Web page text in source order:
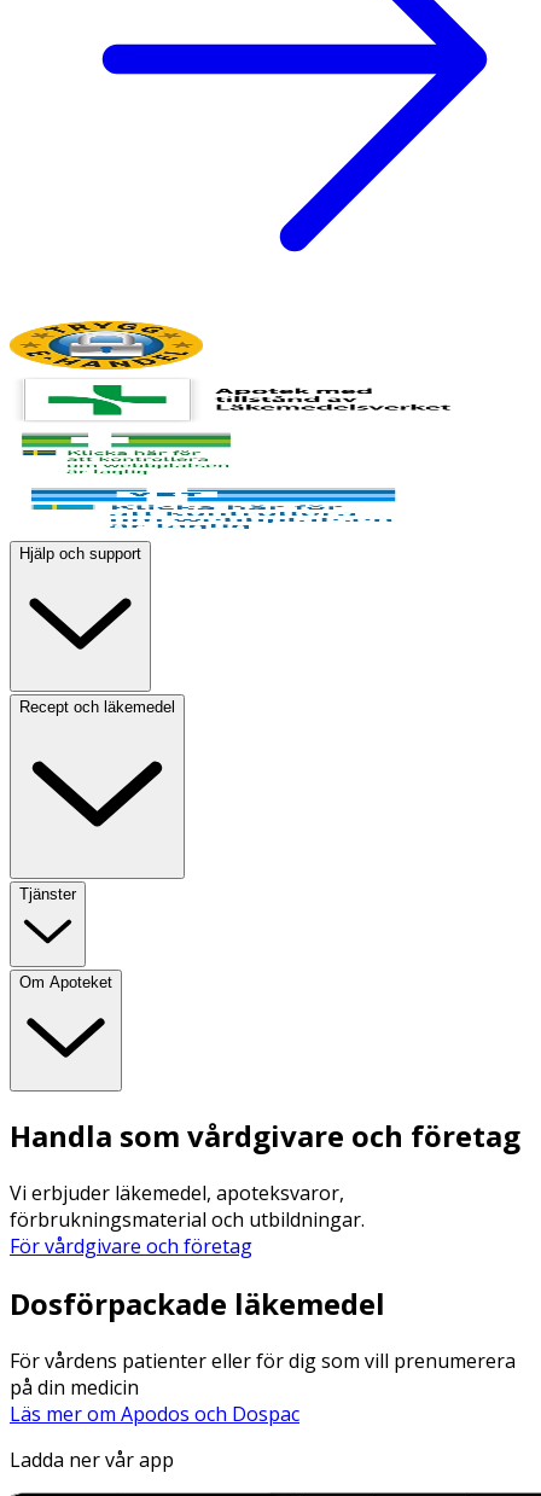
Hjälp och support
Recept och läkemedel
Tjänster
Om Apoteket
Handla som vårdgivare och företag
Vi erbjuder läkemedel, apoteksvaror,
förbrukningsmaterial och utbildningar.
För vårdgivare och företag
Dosförpackade läkemedel
För vårdens patienter eller för dig som vill prenumerera
på din medicin
Läs mer om Apodos och Dospac
Ladda ner vår app